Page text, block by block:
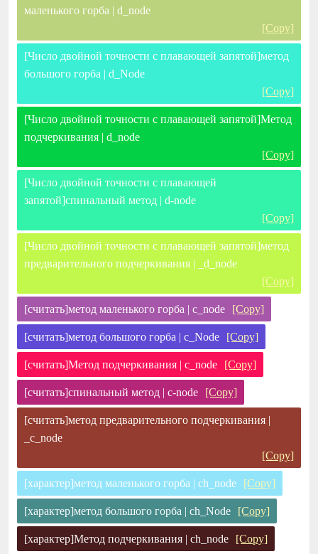
маленького горба | d_node
[Copy]
[Число двойной точности с плавающей запятой]метод
большого горба | d_Node
[Copy]
[Число двойной точности с плавающей запятой]Метод
подчеркивания | d_node
[Copy]
[Число двойной точности с плавающей
запятой]спинальный метод | d-node
[Copy]
[Число двойной точности с плавающей запятой]метод
предварительного подчеркивания | _d_node
[Copy]
[считать]метод маленького горба | c_node [Copy]
[считать]метод большого горба | c_Node [Copy]
[считать]Метод подчеркивания | c_node [Copy]
[считать]спинальный метод | c-node [Copy]
[считать]метод предварительного подчеркивания |
_c_node
[Copy]
[характер]метод маленького горба | ch_node [Copy]
[характер]метод большого горба | ch_Node [Copy]
[характер]Метод подчеркивания | ch_node [Copy]